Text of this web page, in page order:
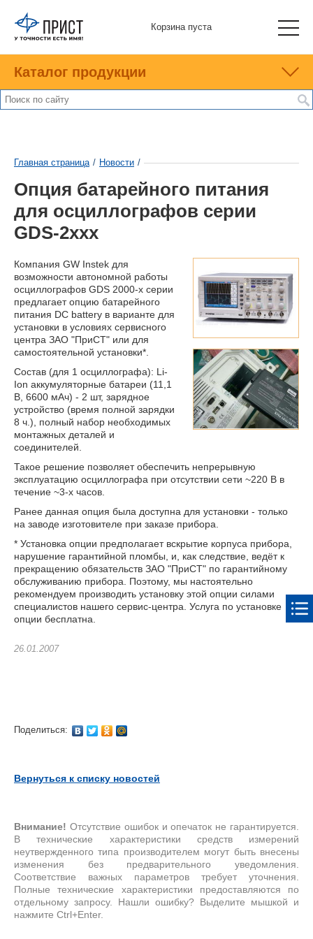
Корзина пуста
Каталог продукции
Главная страница / Новости /
Опция батарейного питания
для осциллографов серии
GDS-2xxx
Компания GW Instek для
возможности автономной работы
осциллографов GDS 2000-х серии
предлагает опцию батарейного
питания DC battery в варианте для
установки в условиях сервисного
центра ЗАО "ПриСТ" или для
самостоятельной установки*.
Состав (для 1 осциллографа): Li-
Ion аккумуляторные батареи (11,1
В, 6600 мАч) - 2 шт, зарядное
устройство (время полной зарядки
8 ч.), полный набор необходимых
монтажных деталей и
соединителей.
Такое решение позволяет обеспечить непрерывную
эксплуатацию осциллографа при отсутствии сети ~220 В в
течение ~3-х часов.
Ранее данная опция была доступна для установки - только
на заводе изготовителе при заказе прибора.
* Установка опции предполагает вскрытие корпуса прибора,
нарушение гарантийной пломбы, и, как следствие, ведёт к
прекращению обязательств ЗАО "ПриСТ" по гарантийному
обслуживанию прибора. Поэтому, мы настоятельно
рекомендуем производить установку этой опции силами
специалистов нашего сервис-центра. Услуга по установке
опции бесплатна.
26.01.2007
Поделиться:
Вернуться к списку новостей
Внимание! Отсутствие ошибок и опечаток не гарантируется.
В технические характеристики средств измерений
неутвержденного типа производителем могут быть внесены
изменения без предварительного уведомления.
Соответствие важных параметров требует уточнения.
Полные технические характеристики предоставляются по
отдельному запросу. Нашли ошибку? Выделите мышкой и
нажмите Ctrl+Enter.